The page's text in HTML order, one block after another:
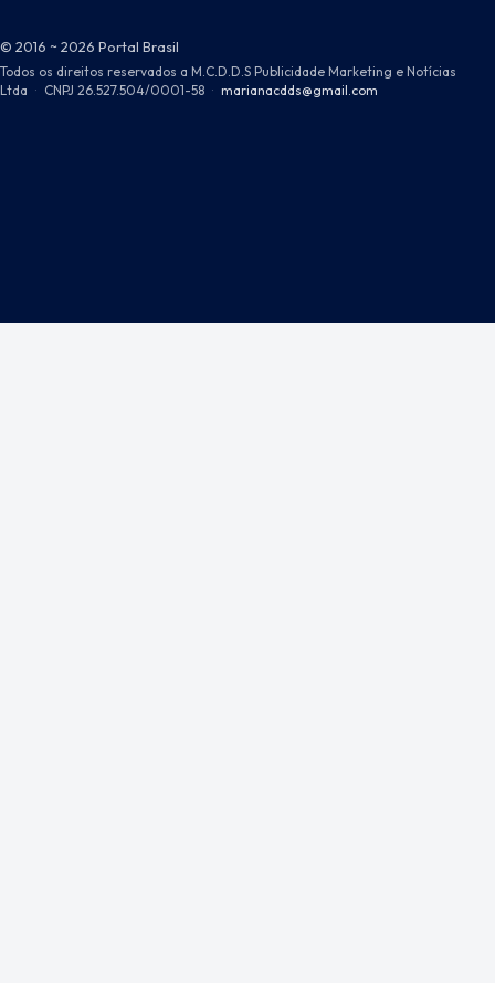
© 2016 ~ 2026 Portal Brasil
Todos os direitos reservados a M.C.D.D.S Publicidade Marketing e Notícias
Ltda · CNPJ 26.527.504/0001-58 · marianacdds@gmail.com